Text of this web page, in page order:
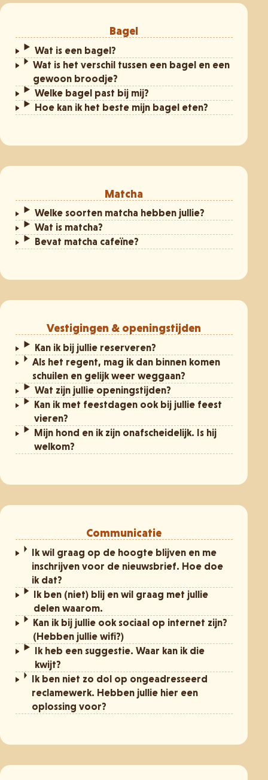
Bagel
Wat is een bagel?
Wat is het verschil tussen een bagel en een
gewoon broodje?
Welke bagel past bij mij?
Hoe kan ik het beste mijn bagel eten?
Matcha
Welke soorten matcha hebben jullie?
Wat is matcha?
Bevat matcha cafeïne?
Vestigingen & openingstijden
Kan ik bij jullie reserveren?
Als het regent, mag ik dan binnen komen
schuilen en gelijk weer weggaan?
Wat zijn jullie openingstijden?
Kan ik met feestdagen ook bij jullie feest
vieren?
Mijn hond en ik zijn onafscheidelijk. Is hij
welkom?
Communicatie
Ik wil graag op de hoogte blijven en me
inschrijven voor de nieuwsbrief. Hoe doe
ik dat?
Ik ben (niet) blij en wil graag met jullie
delen waarom.
Kan ik bij jullie ook sociaal op internet zijn?
(Hebben jullie wifi?)
Ik heb een suggestie. Waar kan ik die
kwijt?
Ik ben niet zo dol op ongeadresseerd
reclamewerk. Hebben jullie hier een
oplossing voor?